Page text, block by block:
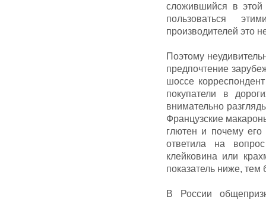
сложившийся в этой
пользоваться
производителей это
Поэтому
предпочтение
шоссе
покупатели в
внимательно
Французские
глютен и почему
ответила на
клейковина или
показатель ниже, тем
В России